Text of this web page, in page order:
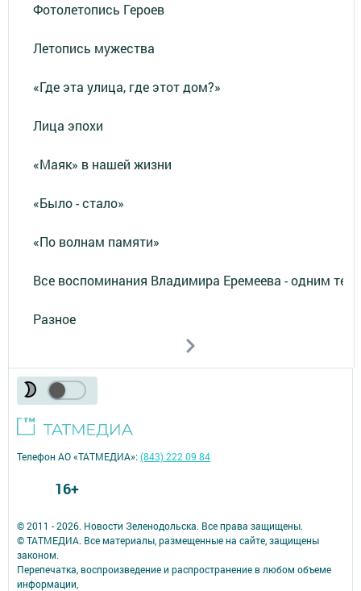
Фотолетопись Героев
Летопись мужества
«Где эта улица, где этот дом?»
Лица эпохи
«Маяк» в нашей жизни
«Было - стало»
«По волнам памяти»
Все воспоминания Владимира Еремеева - одним
Разное
© 2011 - 2026. Новости Зеленодольска. Все права защищены.
© ТАТМЕДИА. Все материалы, размещенные на сайте, защищены
законом.
Перепечатка, воспроизведение и распространение в любом объеме
информации,
Телефон АО «ТАТМЕДИА»:(843) 222 09 84
16+